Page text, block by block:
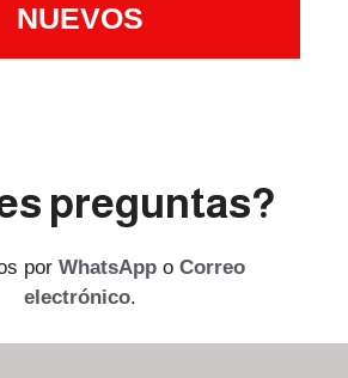
NUEVOS
preguntas?
por WhatsAppo Correo
electrónico.